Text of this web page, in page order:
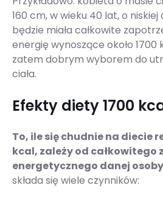
160 cm, w wieku 40 lat, o
będzie miała całkowite
energię wynoszące około
zatem dobrym wyborem do
ciała.
Efekty diety 1700
To, ile się chudnie na diecie
kcal, zależy od
energetycznego danej
składa się wiele czynników: